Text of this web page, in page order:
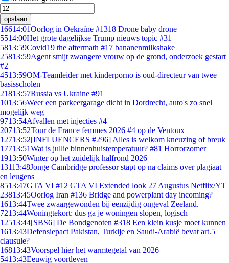
opslaan
16614:01Oorlog in Oekraïne #1318 Drone baby drone
5514:00Het grote dagelijkse Trump nieuws topic #31
5813:59Covid19 the aftermath #17 bananenmilkshake
25813:59Agent smijt zwangere vrouw op de grond, onderzoek gestart
#2
4513:59OM-Teamleider met kinderporno is oud-directeur van twee
basisscholen
21813:57Russia vs Ukraine #91
1013:56Weer een parkeergarage dicht in Dordrecht, auto's zo snel
mogelijk weg
9713:54Afvallen met injecties #4
20713:52Tour de France femmes 2026 #4 op de Ventoux
12713:52[INFLUENCERS #296] Alles is welkom kneuzing of breuk
17713:51Wat is jullie binnenhuistemperatuur? #81 Horrorzomer
1913:50Winter op het zuidelijk halfrond 2026
13113:48Jonge Cambridge professor stapt op na claims over plagiaat
en leugens
8513:47GTA VI #12 GTA VI Extended look 27 Augustus Netflix/YT
23813:45Oorlog Iran #136 Bridge and powerplant day incoming?
1613:44Twee zwaargewonden bij eenzijdig ongeval Zeeland.
7213:44Woningtekort: dus ga je woningen slopen, logisch
12513:44[SBS6] De Bondgenoten #318 Een klein kusje moet kunnen
1613:43Defensiepact Pakistan, Turkije en Saudi-Arabië bevat art.5
clausule?
16813:43Voorspel hier het warmtegetal van 2026
5413:43Eeuwig voortleven